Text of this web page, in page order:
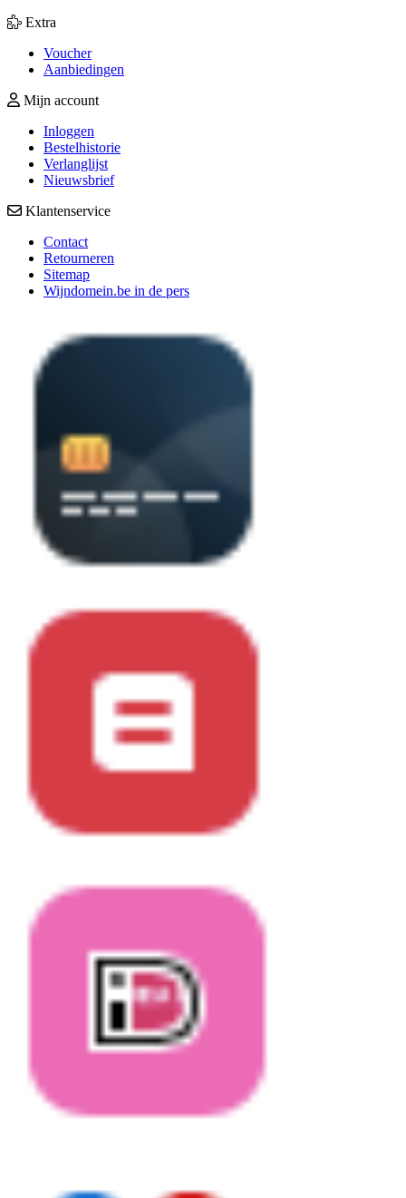
Extra
Voucher
Aanbiedingen
Mijn account
Inloggen
Bestelhistorie
Verlanglijst
Nieuwsbrief
Klantenservice
Contact
Retourneren
Sitemap
Wijndomein.be in de pers